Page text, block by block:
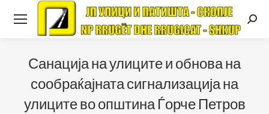
Санација на улиците и обнова на
сообраќајната сигнализација на
улиците во општина Ѓорче Петров